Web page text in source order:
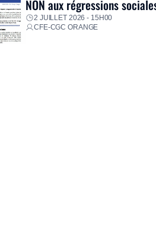
NON aux régressions
2 JUILLET 2026 - 15H00
CFE-CGC ORANGE